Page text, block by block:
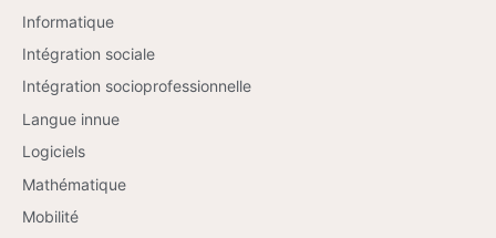
Informatique
Intégration sociale
Intégration socioprofessionnelle
Langue innue
Logiciels
Mathématique
Mobilité